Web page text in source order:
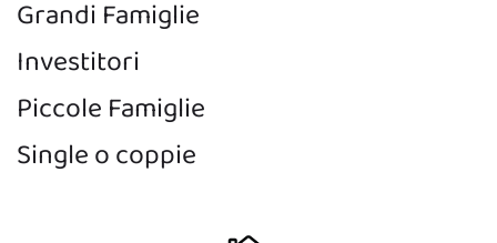
Grandi Famiglie
Investitori
Piccole Famiglie
Single o coppie